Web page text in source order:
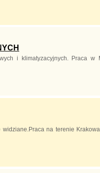
i klimatyzacyjnych. Praca
na terenie